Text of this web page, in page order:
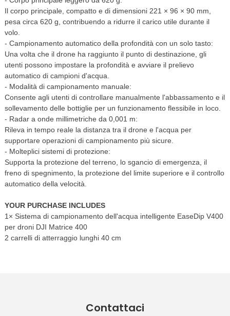
Il corpo principale, compatto e di dimensioni 221 × 96 × 90 mm,
pesa circa 620 g, contribuendo a ridurre il carico utile durante il
volo.
- Campionamento automatico della profondità con un solo tasto:
Una volta che il drone ha raggiunto il punto di destinazione, gli
utenti possono impostare la profondità e avviare il prelievo
automatico di campioni d'acqua.
- Modalità di campionamento manuale:
Consente agli utenti di controllare manualmente l'abbassamento e il
sollevamento delle bottiglie per un funzionamento flessibile in loco.
- Radar a onde millimetriche da 0,001 m:
Rileva in tempo reale la distanza tra il drone e l'acqua per
supportare operazioni di campionamento più sicure.
- Molteplici sistemi di protezione:
Supporta la protezione del terreno, lo sgancio di emergenza, il
freno di spegnimento, la protezione del limite superiore e il controllo
automatico della velocità.
YOUR PURCHASE INCLUDES
1× Sistema di campionamento dell'acqua intelligente EaseDip V400
per droni DJI Matrice 400
2 carrelli di atterraggio lunghi 40 cm
Contattaci